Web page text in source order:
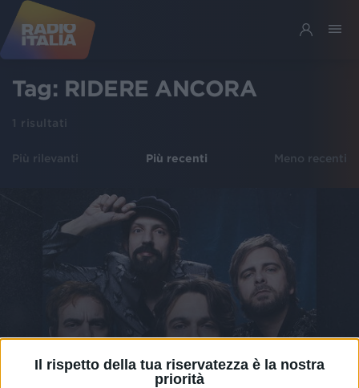
Il rispetto della tua riservatezza è la nostra
priorità
Tag: RIDERE ANCORA
1 risultati
Più rilevanti Più recenti Meno recenti